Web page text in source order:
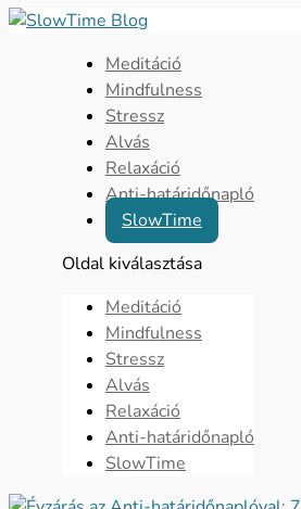
Meditáció
Mindfulness
Stressz
Alvás
Relaxáció
Anti-határidőnapló
SlowTime
Oldal kiválasztása
Meditáció
Mindfulness
Stressz
Alvás
Relaxáció
Anti-határidőnapló
SlowTime